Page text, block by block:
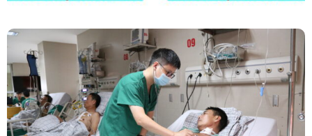
Phẫu Thuật Nội Soi Thay Van Tim – Bước Tiến
Vững Chắc Của Khoa Phẫu Thuật Tim Mạch
Lồng Ngực BVĐK Tỉnh Phú Thọ